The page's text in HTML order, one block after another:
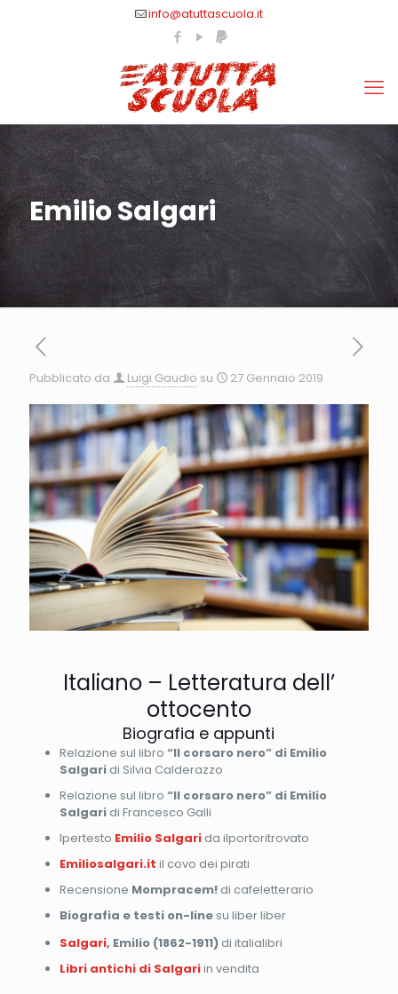
info@atuttascuola.it
Emilio Salgari
Pubblicato da Luigi Gaudio su 27 Gennaio 2019
Italiano – Letteratura dell’
ottocento
Biografia e appunti
Relazione sul libro “Il corsaro nero” di Emilio
Salgaridi Silvia Calderazzo
Relazione sul libro “Il corsaro nero” di Emilio
Salgaridi Francesco Galli
Ipertesto Emilio Salgarida ilportoritrovato
Emiliosalgari.it il covo dei pirati
Recensione Mompracem! di cafeletterario
Biografia e testi on-linesu liber liber
Salgari, Emilio (1862-1911)di italialibri
Libri antichi di Salgariin vendita